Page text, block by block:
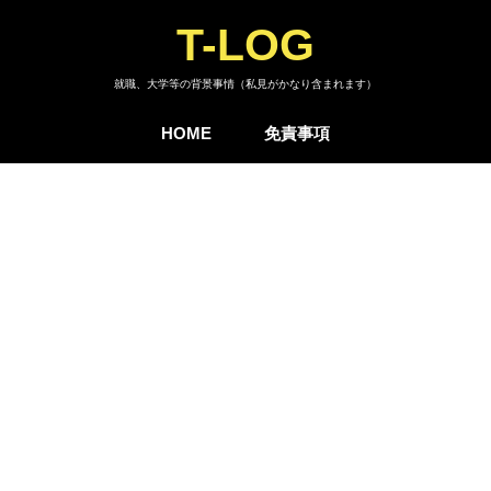
T-LOG
就職、大学等の背景事情（私見がかなり含まれます）
HOME 免責事項